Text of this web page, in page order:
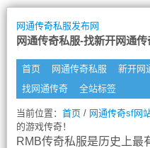
网通传奇私服发布网
网通传奇私服-找新开网通
首页 网通传奇私服 新开网
找网通传奇
全站标签
当前位置： 首页/ 网通传奇sf网
的游戏传奇！
RMB传奇私服是历史上最